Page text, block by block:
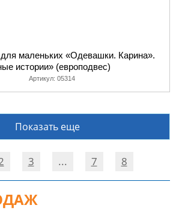
для маленьких «Одевашки. Карина».
истории» (европодвес)
Артикул: 05314
Показать еще
3 ... 7 8